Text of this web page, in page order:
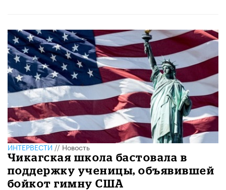
ИНТЕРВЕСТИ//Новость
Чикагская школа бастовала в
поддержку ученицы, объявившей
бойкот гимну США